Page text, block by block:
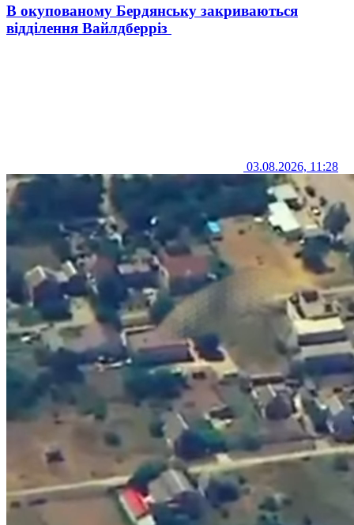
В окупованому Бердянську закриваються
відділення Вайлдберріз
03.08.2026, 11:28